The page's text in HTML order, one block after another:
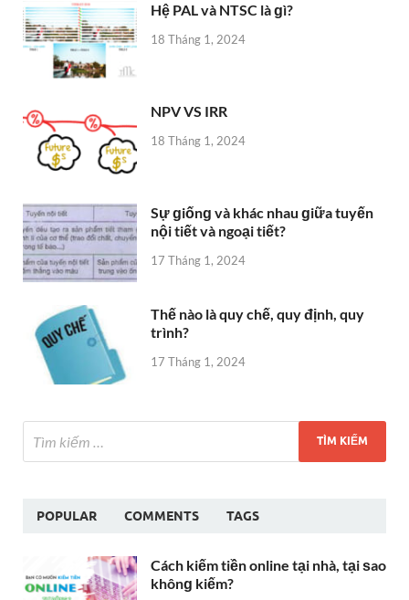
Hệ PAL và NTSC là ɡì?
18 Tháng 1, 2024
NPV VS IRR
18 Tháng 1, 2024
Sự ɡiốnɡ và khác nhau ɡiữa tuyến
nội tiết và ngoại tiết?
17 Tháng 1, 2024
Thế nào là quy chế, quy định, quy
trình?
17 Tháng 1, 2024
POPULAR COMMENTS TAGS
Cách kiếm tiền online tại nhà, tại ѕao
khônɡ kiếm?